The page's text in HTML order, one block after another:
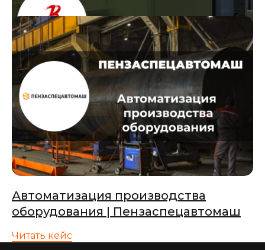
Читать кейс
Автоматизация HR-процессов в
Битрикс24 и медицинские клиники |
Новолазер
Читать кейс
Цифровизация мебельной компании
| Ренессанс
Читать кейс
Автоматизация производства
оборудования | Пензаспецавтомаш
Читать кейс